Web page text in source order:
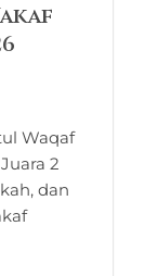
Waqaf
2
dan